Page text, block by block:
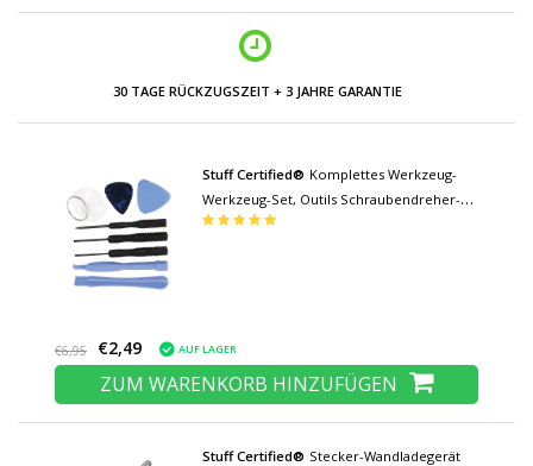
30 TAGE RÜCKZUGSZEIT + 3 JAHRE GARANTIE
Stuff Certified® Komplettes Werkzeug-
Werkzeug-Set, Outils Schraubendreher-
Schraubendreher-Set – für Apple iPhone
€6,95 €2,49 AUF LAGER
ZUM WARENKORB HINZUFÜGEN
Stuff Certified® Stecker-Wandladegerät